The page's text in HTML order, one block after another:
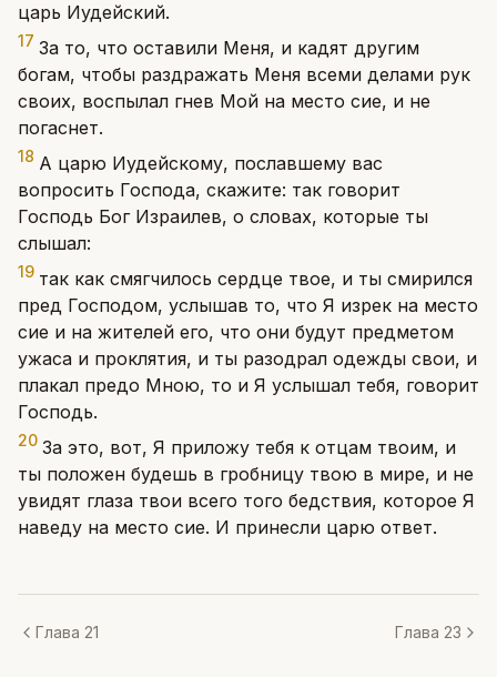
царь Иудейский.
17 За то, что оставили Меня, и кадят другим
богам, чтобы раздражать Меня всеми делами рук
своих, воспылал гнев Мой на место сие, и не
погаснет.
18 А царю Иудейскому, пославшему вас
вопросить Господа, скажите: так говорит
Господь Бог Израилев, о словах, которые ты
слышал:
19 так как смягчилось сердце твое, и ты смирился
пред Господом, услышав то, что Я изрек на место
сие и на жителей его, что они будут предметом
ужаса и проклятия, и ты разодрал одежды свои, и
плакал предо Мною, то и Я услышал тебя, говорит
Господь.
20 За это, вот, Я приложу тебя к отцам твоим, и
ты положен будешь в гробницу твою в мире, и не
увидят глаза твои всего того бедствия, которое Я
наведу на место сие. И принесли царю ответ.
Глава 21 Глава 23